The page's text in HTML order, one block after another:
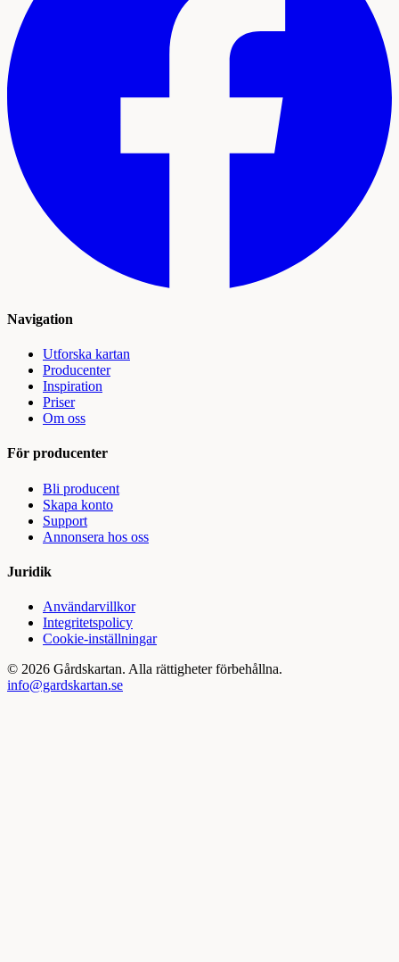
Navigation
Utforska kartan
Producenter
Inspiration
Priser
Om oss
För producenter
Bli producent
Skapa konto
Support
Annonsera hos oss
Juridik
Användarvillkor
Integritetspolicy
Cookie-inställningar
© 2026 Gårdskartan. Alla rättigheter förbehållna.
info@gardskartan.se